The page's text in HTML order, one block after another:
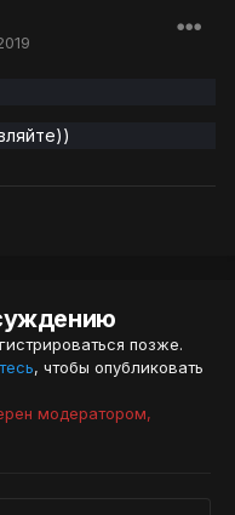
)
позже.
, чтобы опубликовать
модератором,